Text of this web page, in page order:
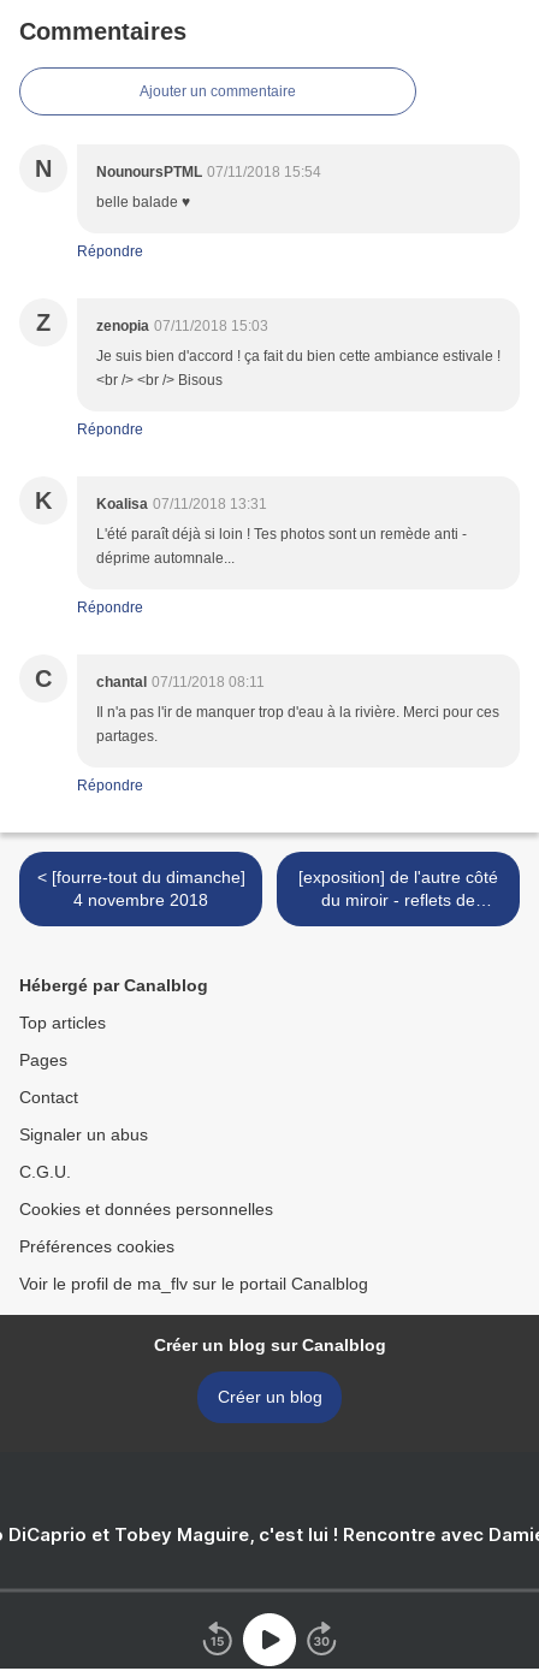
Commentaires
Ajouter un commentaire
N NounoursPTML 07/11/2018 15:54
belle balade ♥
Répondre
Z zenopia 07/11/2018 15:03
Je suis bien d'accord ! ça fait du bien cette ambiance estivale !
<br /> <br /> Bisous
Répondre
K Koalisa 07/11/2018 13:31
L'été paraît déjà si loin ! Tes photos sont un remède anti -
déprime automnale...
Répondre
C chantal 07/11/2018 08:11
Il n'a pas l'ir de manquer trop d'eau à la rivière. Merci pour ces
partages.
Répondre
< [fourre-tout du dimanche]
4 novembre 2018
[exposition] de l'autre côté
du miroir - reflets de
collection >
Hébergé par Canalblog
Top articles
Pages
Contact
Signaler un abus
C.G.U.
Cookies et données personnelles
Préférences cookies
Voir le profil de ma_flv sur le portail Canalblog
Créer un blog sur Canalblog
Créer un blog
DiCaprio et Tobey Maguire, c'est lui ! Rencontre avec